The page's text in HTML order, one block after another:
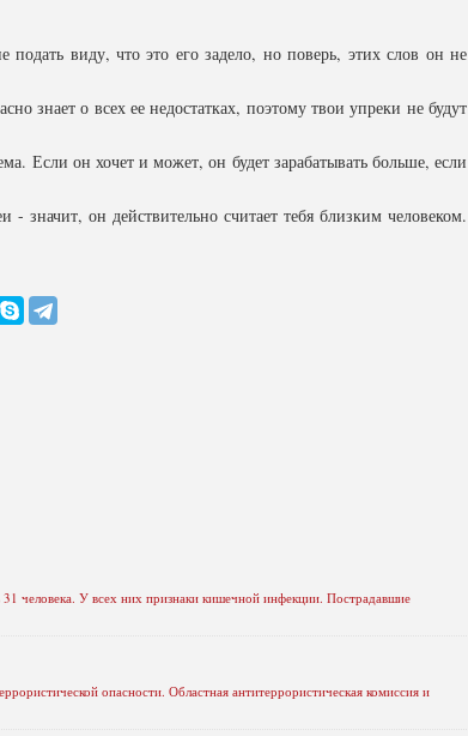
виду, что это его задело, но поверь, этих слов он не
знает о всех ее недостатках, поэтому твои упреки не будут
Если он хочет и может, он будет зарабатывать больше, если
он действительно считает тебя близким человеком.
человека. У всех них признаки кишечной инфекции. Пострадавшие
опасности. Областная антитеррористическая комиссия и